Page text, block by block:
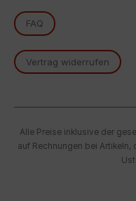
FAQ
Vertrag widerrufen
Alle Preise inklusive der
auf Rechnungen bei